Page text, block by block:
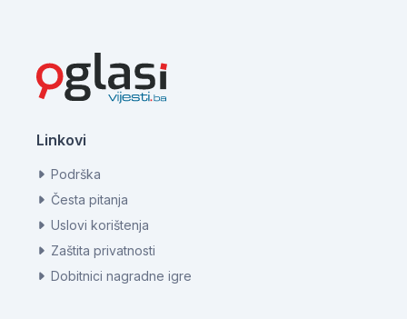
Linkovi
Podrška
Česta pitanja
Uslovi korištenja
Zaštita privatnosti
Dobitnici nagradne igre